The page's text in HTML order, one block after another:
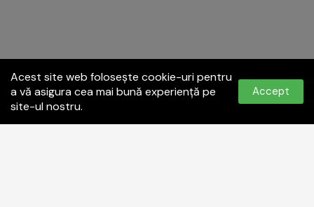
Acest site web folosește cookie-uri pentru
a vă asigura cea mai bună experiență pe
site-ul nostru.
Accept